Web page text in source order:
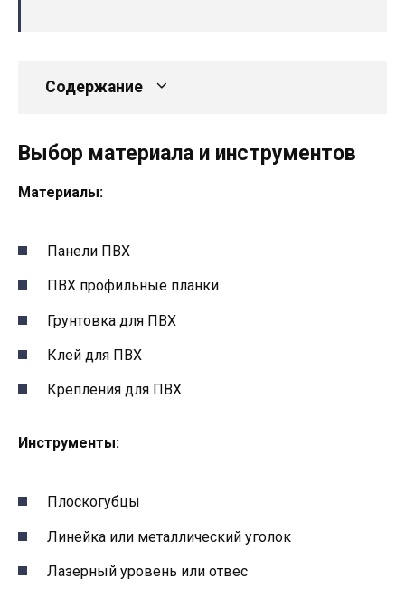
Содержание
Выбор материала и инструментов
Материалы:
Панели ПВХ
ПВХ профильные планки
Грунтовка для ПВХ
Клей для ПВХ
Крепления для ПВХ
Инструменты:
Плоскогубцы
Линейка или металлический уголок
Лазерный уровень или отвес